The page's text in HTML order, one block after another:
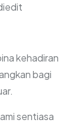
kehadiran
bagi
sentiasa